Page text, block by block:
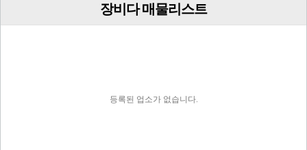
장비다 매물리스트
등록된 업소가 없습니다.